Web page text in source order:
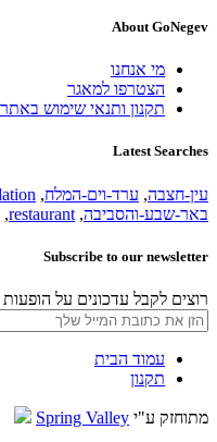
About GoNegev
מי אנחנו
הצטרפו למאגר
תקנון ותנאי שימוש באתר
Latest Searches
עין-חצבה, ערד-וים-המלח,
באר-שבע-והסביבה,
restaurant
,
Subscribe to our newsletter
רוצים לקבל עדכונים על
עמוד הבית
תקנון
מתוחזק ע"י Spring Valley